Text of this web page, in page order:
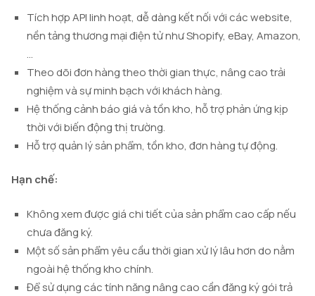
Tích hợp API linh hoạt, dễ dàng kết nối với các website,
nền tảng thương mại điện tử như Shopify, eBay, Amazon,
…
Theo dõi đơn hàng theo thời gian thực, nâng cao trải
nghiệm và sự minh bạch với khách hàng.
Hệ thống cảnh báo giá và tồn kho, hỗ trợ phản ứng kịp
thời với biến động thị trường.
Hỗ trợ quản lý sản phẩm, tồn kho, đơn hàng tự động.
Hạn chế:
Không xem được giá chi tiết của sản phẩm cao cấp nếu
chưa đăng ký.
Một số sản phẩm yêu cầu thời gian xử lý lâu hơn do nằm
ngoài hệ thống kho chính.
Để sử dụng các tính năng nâng cao cần đăng ký gói trả